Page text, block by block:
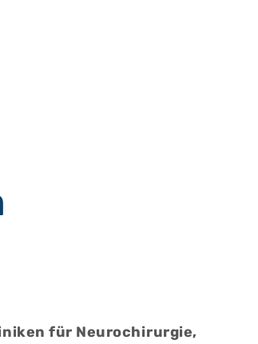
für Neurochirurgie,